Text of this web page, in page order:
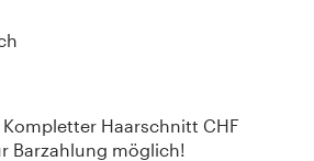
Kompletter Haarschnitt CHF
Barzahlung möglich!